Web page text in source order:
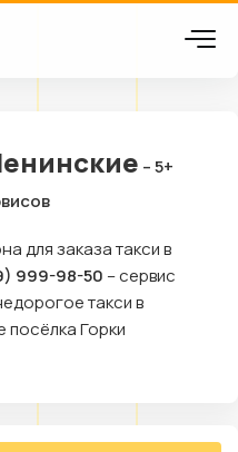
– 5+
для заказа такси в
999-98-50 – сервис
такси в
посёлка Горки